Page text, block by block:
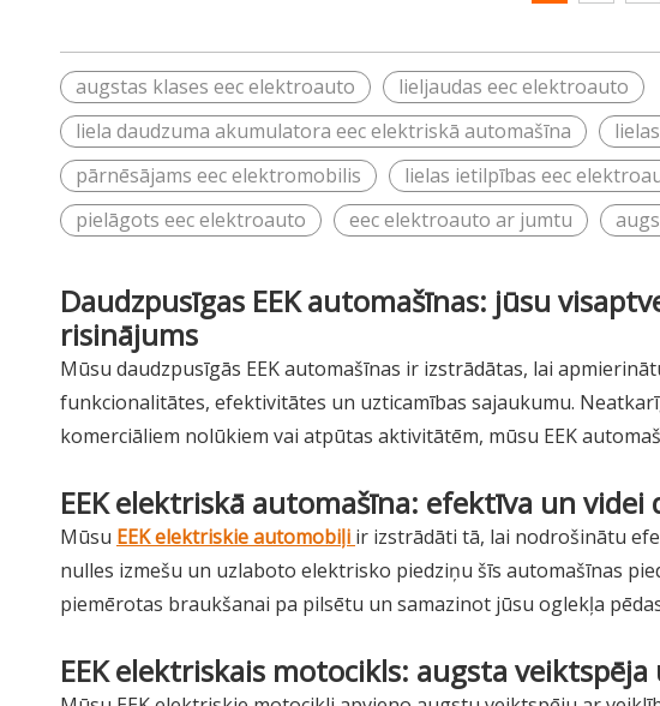
augstas klases eec elektroauto
lieljaudas eec elektroauto
liela daudzuma akumulatora eec elektriskā automašīna
pārnēsājams eec elektromobilis
lielas ietilpības eec
pielāgots eec elektroauto
eec elektroauto ar jumtu
Daudzpusīgas EEK automašīnas: jūsu
risinājums
Mūsu daudzpusīgās EEK automašīnas ir izstrādātas, lai
funkcionalitātes, efektivitātes un uzticamības sajaukumu.
komerciāliem nolūkiem vai atpūtas aktivitātēm, mūsu EEK
EEK elektriskā automašīna: efektīva un
Mūsu EEK elektriskie automobiļi ir izstrādāti tā, lai nodrošinātu
nulles izmešu un uzlaboto elektrisko piedziņu šīs automašīnas
piemērotas braukšanai pa pilsētu un samazinot jūsu oglekļa
EEK elektriskais motocikls: augsta veiktspēja